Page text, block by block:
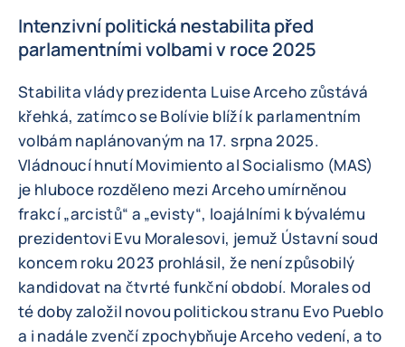
Intenzivní politická nestabilita před
parlamentními volbami v roce 2025
Stabilita vlády prezidenta Luise Arceho zůstává
křehká, zatímco se Bolívie blíží k parlamentním
volbám naplánovaným na 17. srpna 2025.
Vládnoucí hnutí Movimiento al Socialismo (MAS)
je hluboce rozděleno mezi Arceho umírněnou
frakcí „arcistů“ a „evisty“, loajálními k bývalému
prezidentovi Evu Moralesovi, jemuž Ústavní soud
koncem roku 2023 prohlásil, že není způsobilý
kandidovat na čtvrté funkční období. Morales od
té doby založil novou politickou stranu Evo Pueblo
a i nadále zvenčí zpochybňuje Arceho vedení, a to